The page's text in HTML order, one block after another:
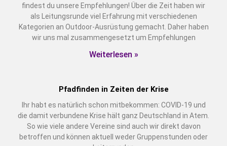
findest du unsere Empfehlungen! Über die Zeit haben wir
als Leitungsrunde viel Erfahrung mit verschiedenen
Kategorien an Outdoor-Ausrüstung gemacht. Daher haben
wir uns mal zusammengesetzt um Empfehlungen
Weiterlesen »
Pfadfinden in Zeiten der Krise
Ihr habt es natürlich schon mitbekommen: COVID-19 und
die damit verbundene Krise hält ganz Deutschland in Atem.
So wie viele andere Vereine sind auch wir direkt davon
betroffen und können aktuell weder Gruppenstunden oder